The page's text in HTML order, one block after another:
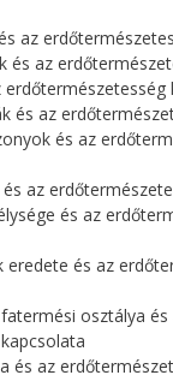
az
és az
erdőtermészetesség
és az
és az
az
és az
eredete és az
osztálya és
és az